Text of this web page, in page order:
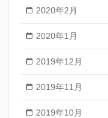
2020年2月
2020年1月
2019年12月
2019年11月
2019年10月